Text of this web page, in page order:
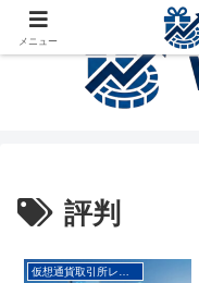
評判
メニュー